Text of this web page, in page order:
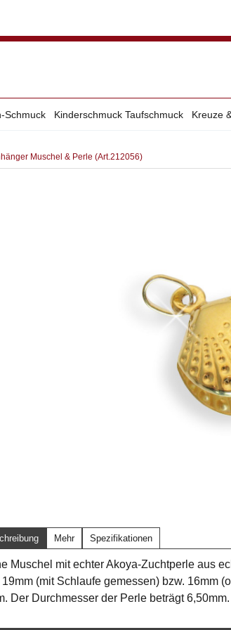
Schmuck Kinderschmuck Taufschmuck Kreuze
Muschel & Perle (Art.212056)
Mehr Spezifikationen
Muschel mit echter Akoya-Zuchtperle aus
19mm (mit Schlaufe gemessen) bzw. 16mm
Der Durchmesser der Perle beträgt 6,50mm.